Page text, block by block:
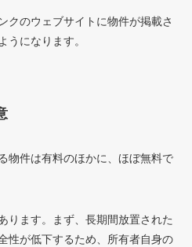
クのウェブサイトに物件が掲載さ
うになります。
物件は有料のほかに、ほぼ無料で
ります。まず、長期間放置された
性が低下するため、所有者自身の